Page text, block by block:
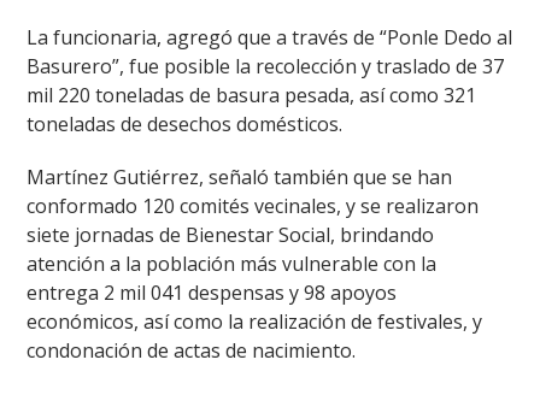
La funcionaria, agregó que a través de “Ponle Dedo al
Basurero”, fue posible la recolección y traslado de 37
mil 220 toneladas de basura pesada, así como 321
toneladas de desechos domésticos.
Martínez Gutiérrez, señaló también que se han
conformado 120 comités vecinales, y se realizaron
siete jornadas de Bienestar Social, brindando
atención a la población más vulnerable con la
entrega 2 mil 041 despensas y 98 apoyos
económicos, así como la realización de festivales, y
condonación de actas de nacimiento.